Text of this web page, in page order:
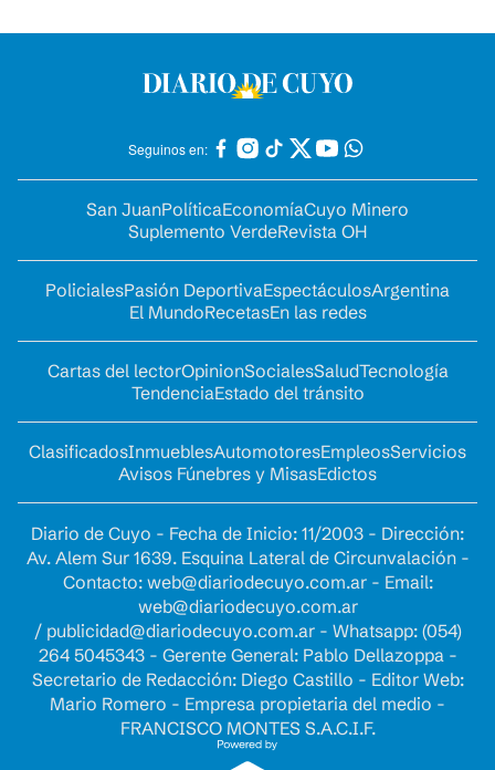
Seguinos en:
San JuanPolíticaEconomíaCuyo Minero
Suplemento VerdeRevista OH
PolicialesPasión DeportivaEspectáculosArgentina
El MundoRecetasEn las redes
Cartas del lectorOpinionSocialesSaludTecnología
TendenciaEstado del tránsito
ClasificadosInmueblesAutomotoresEmpleosServicios
Avisos Fúnebres y MisasEdictos
Diario de Cuyo - Fecha de Inicio: 11/2003 - Dirección:
Av. Alem Sur 1639. Esquina Lateral de Circunvalación -
Contacto: web@diariodecuyo.com.ar- Email:
web@diariodecuyo.com.ar
/ publicidad@diariodecuyo.com.ar- Whatsapp: (054)
264 5045343 - Gerente General: Pablo Dellazoppa -
Secretario de Redacción: Diego Castillo - Editor Web:
Mario Romero - Empresa propietaria del medio -
FRANCISCO MONTES S.A.C.I.F.